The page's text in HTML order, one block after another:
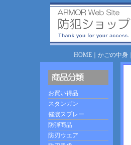
HOME｜ かごの中身｜